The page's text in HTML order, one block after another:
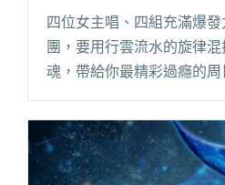
會」
四位女主唱、四組充滿爆
團，要用行雲流水的旋律
魂，帶給你最精彩過癮的周
SoundBase、AGG、Joker
在小地方展演空間舉辦「
活動不僅是 So閱讀全文
偕同 AGG、Joker、貪婪黑